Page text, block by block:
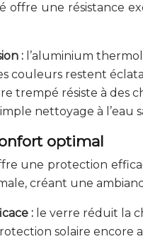
une résistance
: l’aluminium
couleurs restent
trempé résiste à des
nettoyage à l’eau
optimal
une protection
créant une
: le verre réduit la
solaire encore